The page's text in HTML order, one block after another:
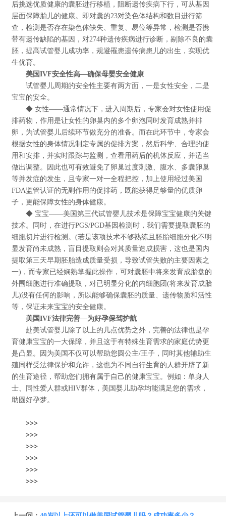
后挑选优质健康的囊胚进行移植，阻断遗传疾病下行，可从基因
层面保障胎儿的健康。即对囊的23对染色体结构和数目进行筛
查，检测是否存在染色体缺失、重复、易位等异常，检测是否携
带有遗传缺陷的基因，对274种遗传疾病进行诊断，剔除不良的囊
胚，提高试管婴儿成功率，规避罹患遗传病患儿的出生，实现优
生优育。
美国IVF安全性高—确保母婴安全健康
试管婴儿周期的安全性主要有两方面，一是女性安全，二是
宝宝的安全。
◆ 女性——通常情况下，进入周期后，专家会对女性使用促
排药物，作用是让女性的卵巢内的多个卵泡同时发育成熟并排
卵，为试管婴儿后续环节做充分的准备。而在此环节中，专家会
根据女性的身体情况制定专属的促排方案，然后科学、合理的使
用和安排，并实时跟踪与监测，查看用药后的机体反应，并适当
做出调整。因此也可有效避免了卵巢过度刺激、腹水、多囊卵巢
等并发症的发生，且专家一对一全程把控，加上使用经过美国
FDA监管认证的无副作用的促排药，既能获得足够量的优质卵
子，更能保障女性的身体健康。
◆ 宝宝——美国第三代试管婴儿技术是保障宝宝健康的关键
技术。同时，在进行PGS/PGD基因检测时，我们需要提取囊胚的
细胞切片进行检测。(若是该项技术不够熟练且胚胎细胞分化不明
显发育尚未成熟，盲目提取则会对其质量造成损害，这也是国内
提取第三天早期胚胎造成质量受损，导致试管失败的主要因素之
一)，而专家已经娴熟掌握此操作，可对囊胚中将来发育成胎盘的
外围细胞进行准确提取，对已明显分化的内细胞团(将来发育成胎
儿)没有任何的影响，所以能够确保囊胚的质量、遗传物质和活性
等，保证未来宝宝的安全健康。
美国IVF法律完善—为好孕保驾护航
赴美试管婴儿除了以上的几点优势之外，完善的法律也是孕
育健康宝宝的一大保障，并且这于有特殊生育需求的家庭优势更
是凸显。因为美国不仅可以帮助您圆公主/王子，同时其他辅助生
殖同样受法律保护和允许，这也为不同自行生育的人群开辟了新
的生育途径，帮助您们拥有属于自己的健康宝宝。例如：单身人
士、同性爱人群或HIV群体，美国婴儿助孕均能满足您的需求，
助圆好孕梦。
>>>
>>>
>>>
>>>
>>>
>>>